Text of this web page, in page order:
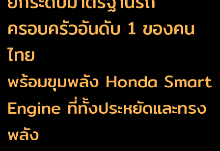
ครอบครัวอันดับ 1 ของคน
ไทย
พร้อมขุมพลัง Honda Smart
Engine ที่ทั้งประหยัดและทรง
พลัง